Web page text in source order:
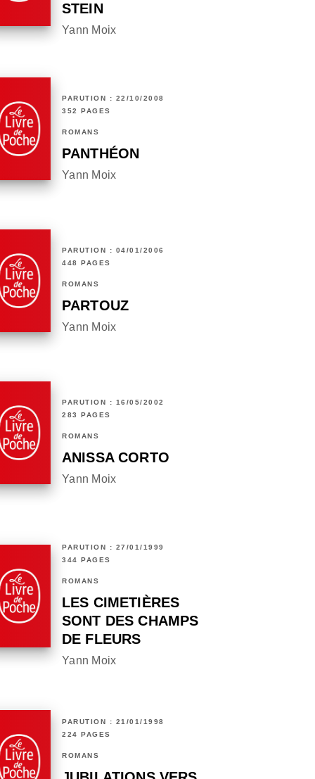
STEIN
Yann Moix
PARUTION : 22/10/2008
352 PAGES
ROMANS
PANTHÉON
Yann Moix
PARUTION : 04/01/2006
448 PAGES
ROMANS
PARTOUZ
Yann Moix
PARUTION : 16/05/2002
283 PAGES
ROMANS
ANISSA CORTO
Yann Moix
PARUTION : 27/01/1999
344 PAGES
ROMANS
LES CIMETIÈRES
SONT DES CHAMPS
DE FLEURS
Yann Moix
PARUTION : 21/01/1998
224 PAGES
ROMANS